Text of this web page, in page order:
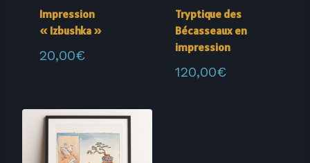
Impression
« Izbushka »
20,00€
Tryptique des
Bécasseaux en
impression
120,00€